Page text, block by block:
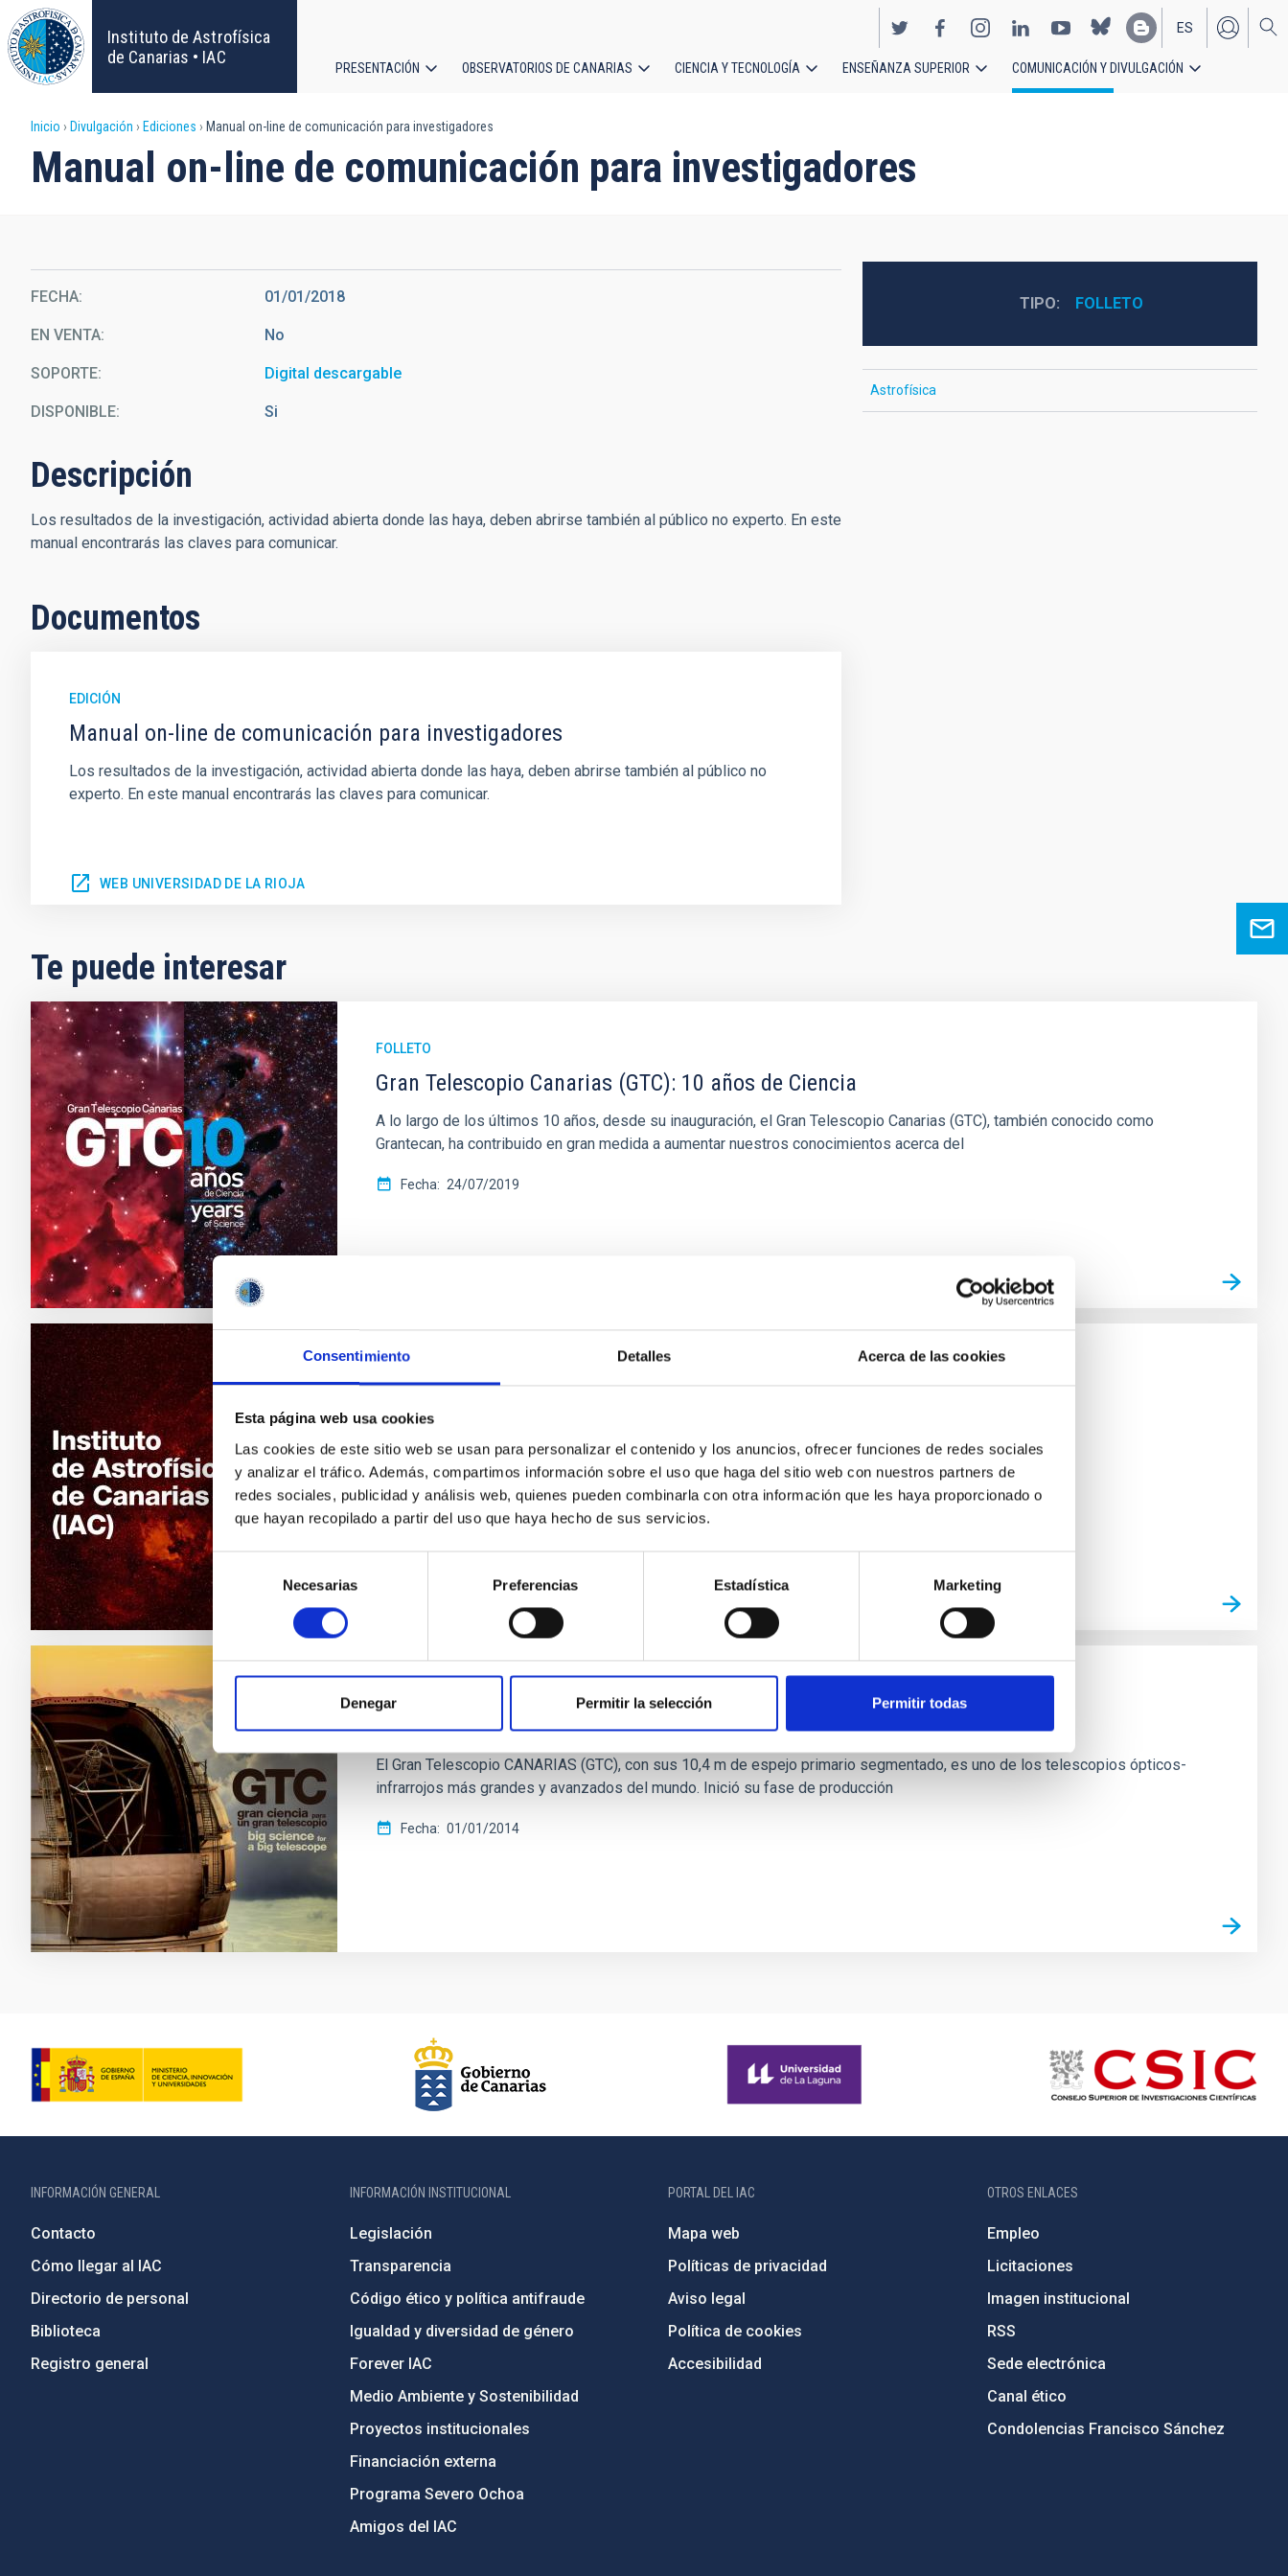
Consentimiento Detalles Acerca de las cookies
Esta página web usa cookies
Las cookies de este sitio web se usan para personalizar el contenido y los anuncios, ofrecer funciones de redes sociales
y analizar el tráfico. Además, compartimos información sobre el uso que haga del sitio web con nuestros partners de
redes sociales, publicidad y análisis web, quienes pueden combinarla con otra información que les haya proporcionado o
que hayan recopilado a partir del uso que haya hecho de sus servicios.
Selección
de
consentimiento
Necesarias Preferencias Estadística Marketing
Denegar Permitir la selección Permitir todas
Pasar
al
contenido
principal
Instituto de Astrofísica
de Canarias • IAC
EN
ES
principal
PRESENTACIÓN OBSERVATORIOS DE CANARIAS CIENCIA Y TECNOLOGÍA ENSEÑANZA SUPERIOR COMUNICACIÓN Y DIVULGACIÓN
Sobrescribir
enlaces
ayuda
a
la
navegación
Inicio Divulgación Ediciones Manual on-line de comunicación para investigadores
Manual on-line de comunicación para investigadores
FECHA 01/01/2018
EN VENTA No
SOPORTE Digital descargable
DISPONIBLE Si
Descripción
Los resultados de la investigación, actividad abierta donde las haya, deben abrirse también al público no experto. En este
manual encontrarás las claves para comunicar.
Documentos
EDICIÓN
Manual on-line de comunicación para investigadores
Los resultados de la investigación, actividad abierta donde las haya, deben abrirse también al público no
experto. En este manual encontrarás las claves para comunicar.
WEB UNIVERSIDAD DE LA RIOJA
TIPO FOLLETO
Astrofísica
Te puede interesar
FOLLETO
Gran Telescopio Canarias (GTC): 10 años de Ciencia
A lo largo de los últimos 10 años, desde su inauguración, el Gran Telescopio Canarias (GTC), también conocido como
Grantecan, ha contribuido en gran medida a aumentar nuestros conocimientos acerca del
Fecha 24/07/2019
Folleto IAC 2017 (pdf, 1 MB).
Fecha 31/12/2017
Ciencia GTC 2009-2014: gran ciencia para un gran telescopio
El Gran Telescopio CANARIAS (GTC), con sus 10,4 m de espejo primario segmentado, es uno de los telescopios ópticos-
infrarrojos más grandes y avanzados del mundo. Inició su fase de producción
Fecha 01/01/2014
INFORMACIÓN GENERAL
Contacto
Cómo llegar al IAC
Directorio de personal
Biblioteca
Registro general
INFORMACIÓN INSTITUCIONAL
Legislación
Transparencia
Código ético y política antifraude
Igualdad y diversidad de género
Forever IAC
Medio Ambiente y Sostenibilidad
Proyectos institucionales
Financiación externa
Programa Severo Ochoa
Amigos del IAC
PORTAL DEL IAC
Mapa web
Políticas de privacidad
Aviso legal
Política de cookies
Accesibilidad
OTROS ENLACES
Empleo
Licitaciones
Imagen institucional
RSS
Sede electrónica
Canal ético
Condolencias Francisco Sánchez